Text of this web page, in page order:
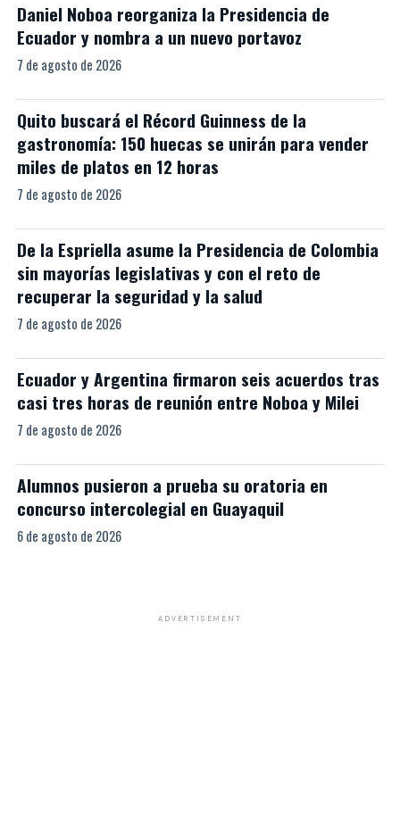
Daniel Noboa reorganiza la Presidencia de
Ecuador y nombra a un nuevo portavoz
7 de agosto de 2026
Quito buscará el Récord Guinness de la
gastronomía: 150 huecas se unirán para vender
miles de platos en 12 horas
7 de agosto de 2026
De la Espriella asume la Presidencia de Colombia
sin mayorías legislativas y con el reto de
recuperar la seguridad y la salud
7 de agosto de 2026
Ecuador y Argentina firmaron seis acuerdos tras
casi tres horas de reunión entre Noboa y Milei
7 de agosto de 2026
Alumnos pusieron a prueba su oratoria en
concurso intercolegial en Guayaquil
6 de agosto de 2026
ADVERTISEMENT